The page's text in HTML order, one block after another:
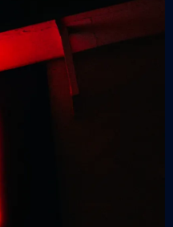
組合,以後免除晚餐吃什麽的煩
載